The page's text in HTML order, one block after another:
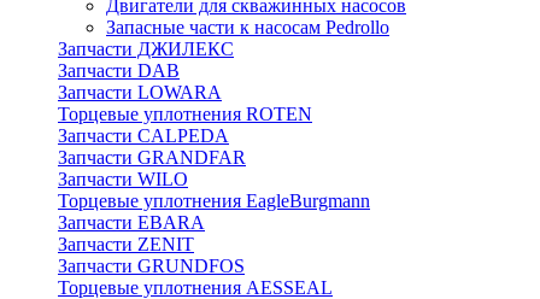
Двигатели для скважинных насосов
Запасные части к насосам Pedrollo
Запчасти ДЖИЛЕКС
Запчасти DAB
Запчасти LOWARA
Торцевые уплотнения ROTEN
Запчасти CALPEDA
Запчасти GRANDFAR
Запчасти WILO
Торцевые уплотнения EagleBurgmann
Запчасти EBARA
Запчасти ZENIT
Запчасти GRUNDFOS
Торцевые уплотнения AESSEAL